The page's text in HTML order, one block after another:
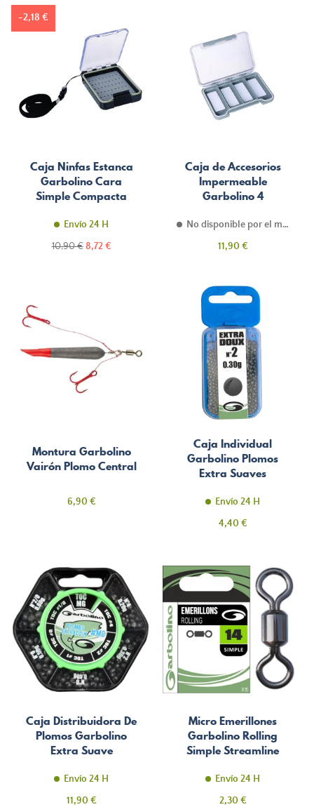
Caja Ninfas Estanca
Garbolino Cara
Simple Compacta
Envío 24 H
Precio
10,90 € Precio
8,72 €
-2,18 €
Caja de Accesorios
Impermeable
Garbolino 4
No disponible por el momento
Precio
11,90 €
Montura Garbolino
Vairón Plomo Central
Precio
6,90 €
Caja Individual
Garbolino Plomos
Extra Suaves
Envío 24 H
Precio
4,40 €
Caja Distribuidora De
Plomos Garbolino
Extra Suave
Envío 24 H
Precio
11,90 €
Micro Emerillones
Garbolino Rolling
Simple Streamline
Envío 24 H
Precio
2,30 €